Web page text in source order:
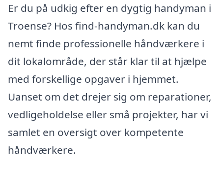
Er du på udkig efter en dygtig handyman i
Troense? Hos find-handyman.dk kan du
nemt finde professionelle håndværkere i
dit lokalområde, der står klar til at hjælpe
med forskellige opgaver i hjemmet.
Uanset om det drejer sig om reparationer,
vedligeholdelse eller små projekter, har vi
samlet en oversigt over kompetente
håndværkere.